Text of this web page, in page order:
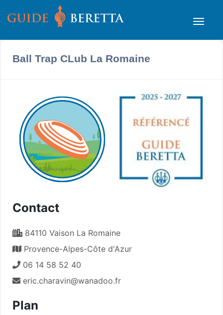
Ball Trap CLub La Romaine
Contact
84110 Vaison La Romaine
Provence-Alpes-Côte d'Azur
06 14 58 52 40
eric.charavin@wanadoo.fr
Plan